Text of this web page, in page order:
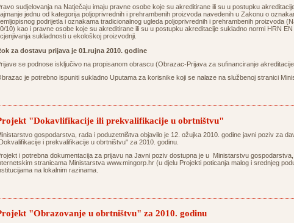
sudjelovanja na Natječaju imaju pravne osobe koje su akreditirane ili su u postupku
jednu od kategorija poljoprivrednih i prehrambenih proizvoda navedenih u Zakonu o
podrijetla i oznakama tradicionalnog ugleda poljoprivrednih i prehrambenih proizvoda
10) kao i pravne osobe koje su akreditirane ili su u postupku akreditacije sukladno normi HRN
sukladnosti u ekološkoj proizvodnji.
za dostavu prijava je 01.rujna 2010. godine
se podnose isključivo na propisanom obrascu (Obrazac-Prijava za sufinanciranje
je potrebno ispuniti sukladno Uputama za korisnike koji se nalaze na službenoj stranici
"Dokavlifikacije ili prekvalifikacije u obrtništvu"
gospodarstva, rada i poduzetništva objavilo je 12. ožujka 2010. godine javni poziv za
i prekvalifikacije u obrtništvu" za 2010. godinu.
i potrebna dokumentacija za prijavu na Javni poziv dostupna je u Ministarstvu
stranicama Ministarstva www.mingorp.hr (u djelu Projekti poticanja malog i srednjeg
na lokalnim razinama.
"Obrazovanje u obrtništvu" za 2010. godinu